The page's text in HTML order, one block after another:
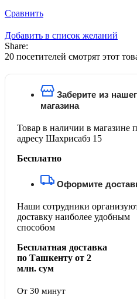
Сравнить
Добавить в список желаний
Share:
20 посетителей смотрят этот
Заберите из
магазина
Товар в наличии в магазине
адресу Шахрисабз 15
Бесплатно
Оформите
Наши сотрудники
доставку наиболее удобным
способом
Бесплатная доставка
по Ташкенту от 2
млн. сум
От 30 минут